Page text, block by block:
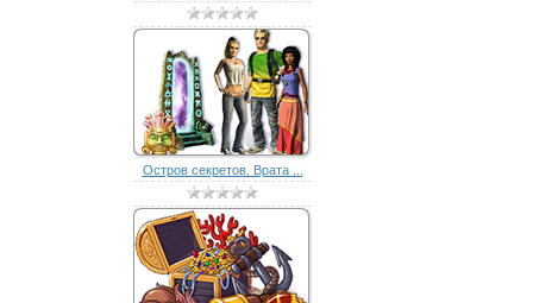
Остров секретов. Врата ...